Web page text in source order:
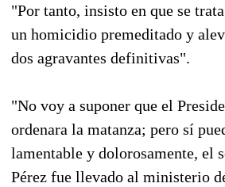
"Por tanto, insisto en que se
un homicidio premeditado y
dos agravantes definitivas".
"No voy a suponer que el
ordenara la matanza; pero sí
lamentable y dolorosamente, el
Pérez fue llevado al ministerio